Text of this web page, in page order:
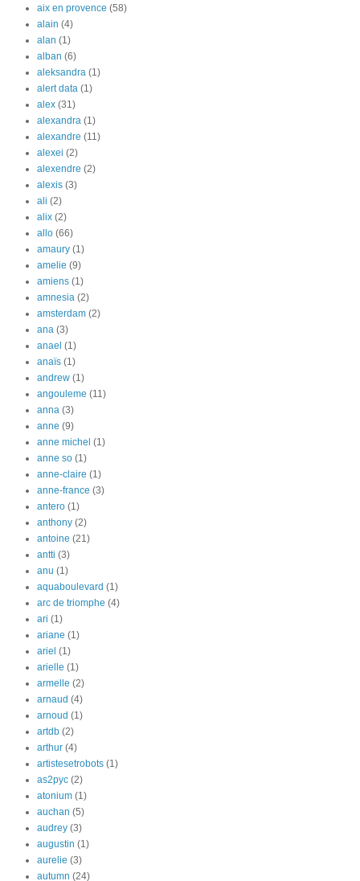
aix en provence (58)
alain (4)
alan (1)
alban (6)
aleksandra (1)
alert data (1)
alex (31)
alexandra (1)
alexandre (11)
alexei (2)
alexendre (2)
alexis (3)
ali (2)
alix (2)
allo (66)
amaury (1)
amelie (9)
amiens (1)
amnesia (2)
amsterdam (2)
ana (3)
anael (1)
anaïs (1)
andrew (1)
angouleme (11)
anna (3)
anne (9)
anne michel (1)
anne so (1)
anne-claire (1)
anne-france (3)
antero (1)
anthony (2)
antoine (21)
antti (3)
anu (1)
aquaboulevard (1)
arc de triomphe (4)
ari (1)
ariane (1)
ariel (1)
arielle (1)
armelle (2)
arnaud (4)
arnoud (1)
artdb (2)
arthur (4)
artistesetrobots (1)
as2pyc (2)
atonium (1)
auchan (5)
audrey (3)
augustin (1)
aurelie (3)
autumn (24)